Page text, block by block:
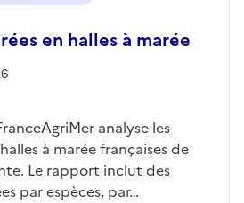
en halles à marée
analyse les
à marée françaises de
Le rapport inclut des
par espèces, par…